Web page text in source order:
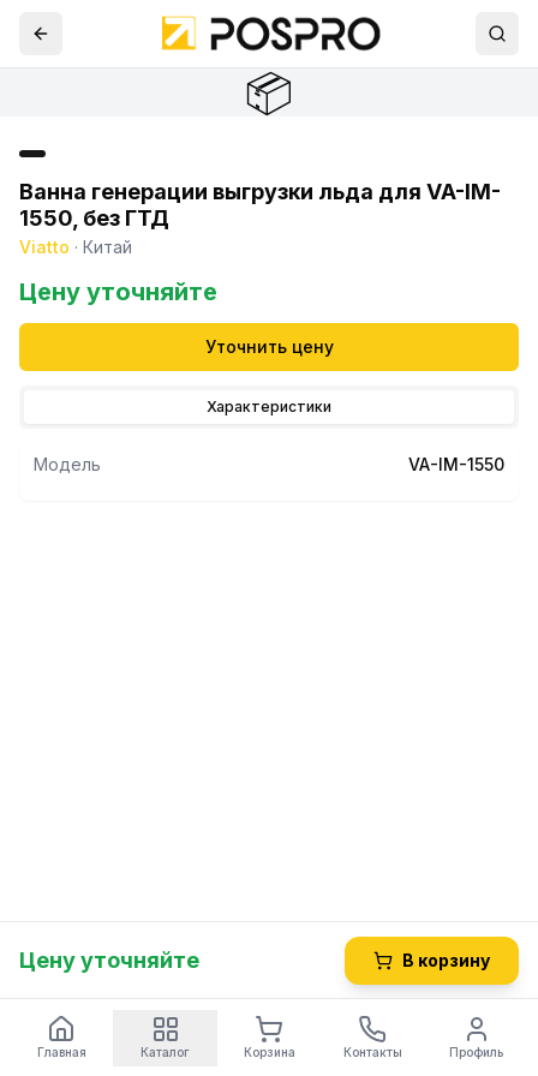
📦
Ванна генерации выгрузки льда для VA-IM-
1550, без ГТД
Viatto · Китай
Цену уточняйте
Уточнить цену
Характеристики
Модель VA-IM-1550
Цену уточняйте В корзину
Главная Каталог Корзина Контакты Профиль